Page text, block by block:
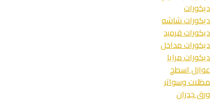
ديكورات
ديكورات شاشه
ديكورات قرميد
ديكورات مداخل
ديكورات مرايا
عوازل اسطح
مظلات وسواتر
ورق جدران